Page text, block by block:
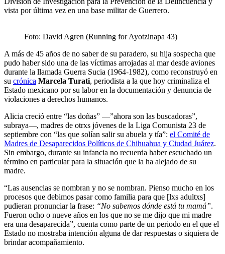
vista por última vez en una base militar de Guerrero.
Foto: David Agren (Running for Ayotzinapa 43)
A más de 45 años de no saber de su paradero, su hija sospecha que
pudo haber sido una de las víctimas arrojadas al mar desde aviones
durante la llamada Guerra Sucia (1964-1982), como reconstruyó en
su crónica Marcela Turati, periodista a la que hoy criminaliza el
Estado mexicano por su labor en la documentación y denuncia de
violaciones a derechos humanos.
Alicia creció entre “las doñas” —”ahora son las buscadoras”,
subraya—, madres de otrxs jóvenes de la Liga Comunista 23 de
septiembre con “las que solían salir su abuela y tía”: el Comité de
Madres de Desaparecidos Políticos de Chihuahua y Ciudad Juárez.
Sin embargo, durante su infancia no recuerda haber escuchado un
término en particular para la situación que la ha alejado de su
madre.
“Las ausencias se nombran y no se nombran. Pienso mucho en los
procesos que debimos pasar como familia para que [lxs adultxs]
pudieran pronunciar la frase: “No sabemos dónde está tu mamá”.
Fueron ocho o nueve años en los que no se me dijo que mi madre
era una desaparecida”, cuenta como parte de un periodo en el que el
Estado no mostraba intención alguna de dar respuestas o siquiera de
brindar acompañamiento.